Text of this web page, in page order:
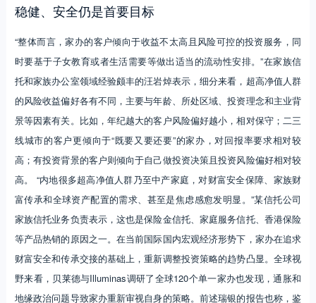
稳健、安全仍是首要目标
“整体而言，家办的客户倾向于收益不太高且风险可控的投资服务，同
时要基于子女教育或者生活需要等做出适当的流动性安排。”在家族信
托和家族办公室领域经验颇丰的汪岩焯表示，细分来看，超高净值人群
的风险收益偏好各有不同，主要与年龄、所处区域、投资理念和主业背
景等因素有关。比如，年纪越大的客户风险偏好越小，相对保守；二三
线城市的客户更倾向于“既要又要还要”的家办，对回报率要求相对较
高；有投资背景的客户则倾向于自己做投资决策且投资风险偏好相对较
高。 “内地很多超高净值人群乃至中产家庭，对财富安全保障、家族财
富传承和全球资产配置的需求、甚至是焦虑感愈发明显。”某信托公司
家族信托业务负责表示，这也是保险金信托、家庭服务信托、香港保险
等产品热销的原因之一。在当前国际国内宏观经济形势下，家办在追求
财富安全和传承交接的基础上，重新调整投资策略的趋势凸显。全球视
野来看，贝莱德与Illuminas调研了全球120个单一家办也发现，通胀和
地缘政治问题导致家办重新审视自身的策略。前述瑞银的报告也称，鉴